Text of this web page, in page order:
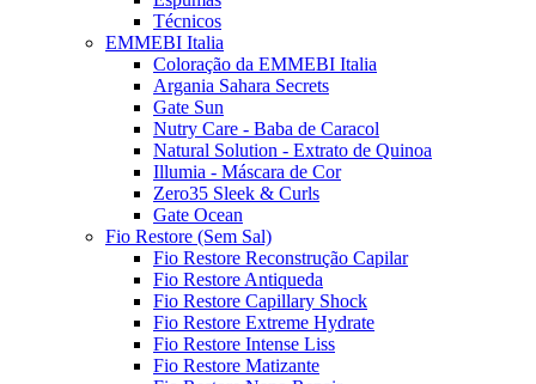
Técnicos
EMMEBI Italia
Coloração da EMMEBI Italia
Argania Sahara Secrets
Gate Sun
Nutry Care - Baba de Caracol
Natural Solution - Extrato de Quinoa
Illumia - Máscara de Cor
Zero35 Sleek & Curls
Gate Ocean
Fio Restore (Sem Sal)
Fio Restore Reconstrução Capilar
Fio Restore Antiqueda
Fio Restore Capillary Shock
Fio Restore Extreme Hydrate
Fio Restore Intense Liss
Fio Restore Matizante